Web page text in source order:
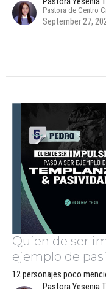
Pastora de Centro
September 27,
Quien de ser
ejemplo de
12 personajes poco
Pastora Yesenia